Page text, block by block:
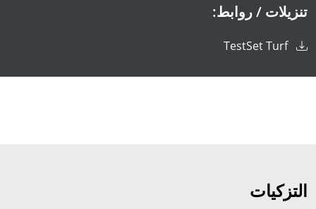
تنزيلات / روابط:
TestSet Turf
التزكيات